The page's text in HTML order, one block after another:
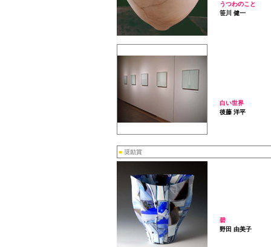
うつわのこと
笹川 健一
白い世界
後藤 洋平
■ 奨励賞
碧
野田 由美子